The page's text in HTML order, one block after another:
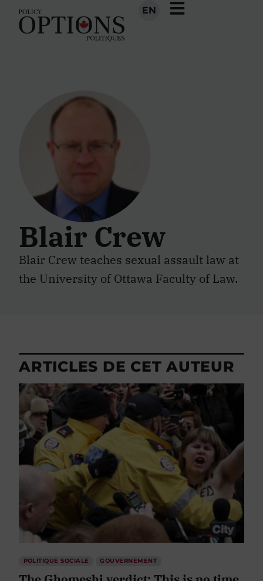
EN
Blair Crew
Blair Crew teaches sexual assault law at
the University of Ottawa Faculty of Law.
ARTICLES DE CET AUTEUR
POLITIQUE SOCIALE GOUVERNEMENT